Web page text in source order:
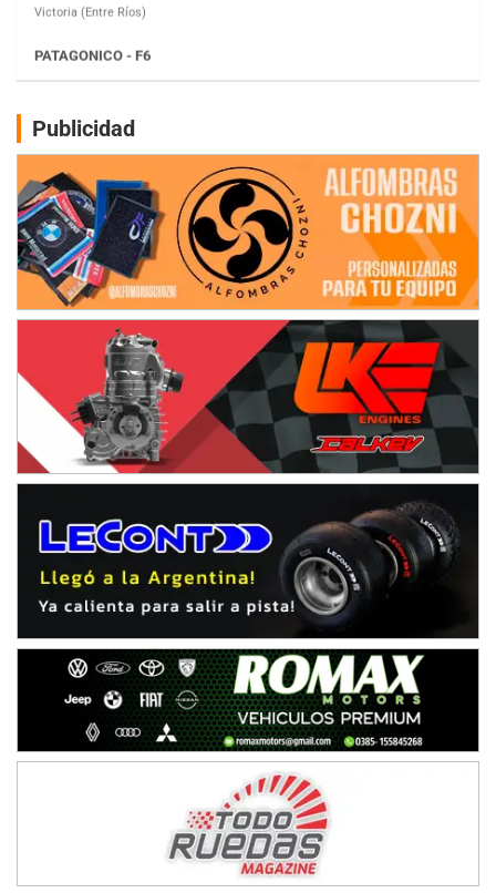
Juventud Unida (Tierra)
NORESTE SANTAFESINO - F6
Ciudad de Avellaneda (Asfalto)
Avellaneda (Santa Fe)
SUR SANTAFESINO - F4
José Samuel Sánchez (Tierra)
Rufino (Santa Fe)
TUCUMANO - F5
Juan Navarro (Asfalto)
El Timbó (Tucumán)
COBERTURA ESPECIAL DE E-KART.COM.AR
08/09-AGO
IAME SERIES ARGENTINA 6
Ramiro Tot (Asfalto)
Baradero (Buenos Aires)
Ciudad de Trenque Lauquen (Asfalto)
Trenque Lauquen (Buenos Aires)
ENTRERRIANO - F6 (POSTERGADA)
Parque de la Velocidad (Asfalto)
Villaguay (Entre Ríos)
VICTORIENSE - F7
El Cerro (Tierra)
Victoria (Entre Ríos)
PATAGONICO - F6
Publicidad